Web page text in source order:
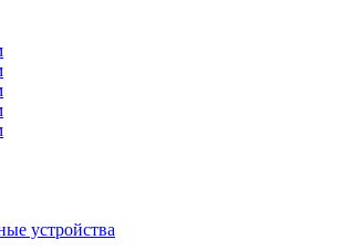
устройства